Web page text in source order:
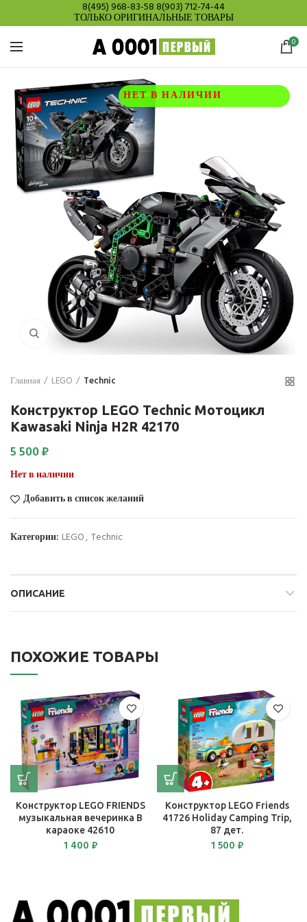
8(495) 968-83-58 8(903) 712-74-44
ТОЛЬКО ОРИГИНАЛЬНЫЕ ТОВАРЫ
0
НЕТ В НАЛИЧИИ
Нажмите для увеличения
Главная LEGO Technic
Конструктор LEGO Technic Мотоцикл
Kawasaki Ninja H2R 42170
5 500₽
Нет в наличии
Добавить в список желаний
Категории: LEGO, Technic
ОПИСАНИЕ
ПОХОЖИЕ ТОВАРЫ
Конструктор LEGO FRIENDS
музыкальная вечеринка В
караоке 42610
1 400 ₽
Конструктор LEGO Friends
41726 Holiday Camping Trip,
87 дет.
1 500 ₽